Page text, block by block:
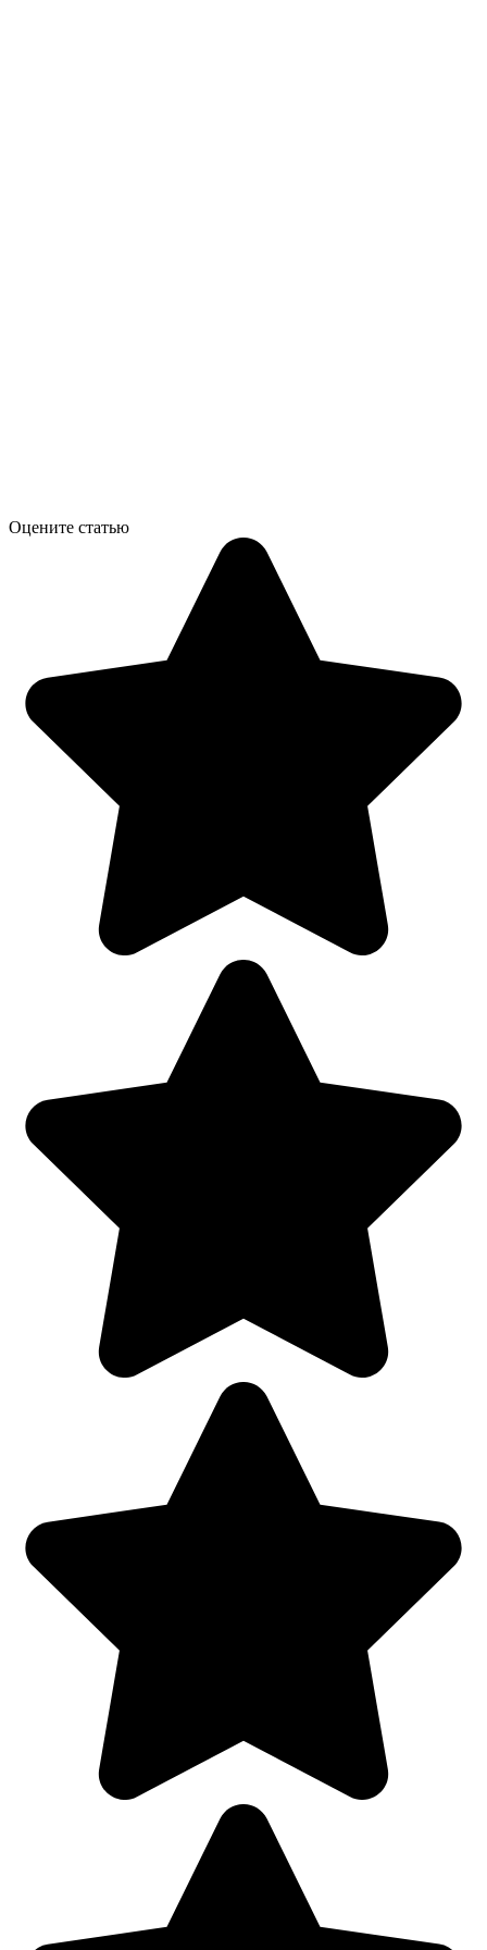
Оцените статью